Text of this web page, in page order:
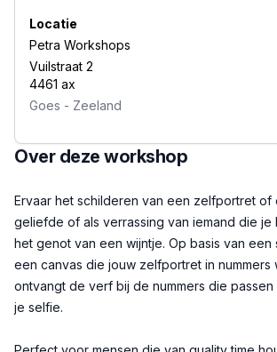
Locatie
Petra Workshops
Vuilstraat 2
4461 ax
Goes - Zeeland
Over deze workshop
Beschrijving
Ervaar het schilderen van een zelfportret of
geliefde of als verrassing van iemand die je
het genot van een wijntje. Op basis van
een canvas die jouw zelfportret in nummers
ontvangt de verf bij de nummers die
je selfie.